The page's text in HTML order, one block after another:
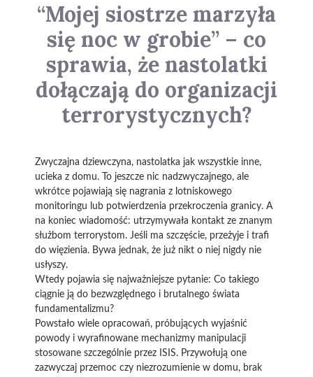
“Mojej siostrze marzyła
się noc w grobie” – co
sprawia, że nastolatki
dołączają do organizacji
terrorystycznych?
Zwyczajna dziewczyna, nastolatka jak wszystkie inne,
ucieka z domu. To jeszcze nic nadzwyczajnego, ale
wkrótce pojawiają się nagrania z lotniskowego
monitoringu lub potwierdzenia przekroczenia granicy. A
na koniec wiadomość: utrzymywała kontakt ze znanym
służbom terrorystom. Jeśli ma szczęście, przeżyje i trafi
do więzienia. Bywa jednak, że już nikt o niej nigdy nie
usłyszy.
Wtedy pojawia się najważniejsze pytanie: Co takiego
ciągnie ją do bezwzględnego i brutalnego świata
fundamentalizmu?
Powstało wiele opracowań, próbujących wyjaśnić
powody i wyrafinowane mechanizmy manipulacji
stosowane szczególnie przez ISIS. Przywołują one
zazwyczaj przemoc czy niezrozumienie w domu, brak